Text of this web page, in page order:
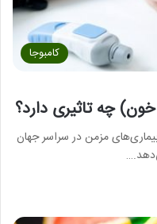
کامبوجا
چه تاثیری دارد؟
مزمن در سراسر جهان